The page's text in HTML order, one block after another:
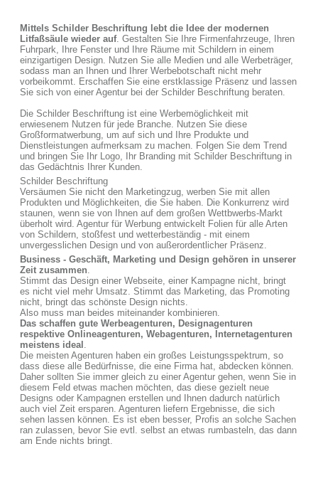
Mittels Schilder Beschriftung lebt die Idee der modernen
Litfaßsäule wieder auf. Gestalten Sie Ihre Firmenfahrzeuge, Ihren
Fuhrpark, Ihre Fenster und Ihre Räume mit Schildern in einem
einzigartigen Design. Nutzen Sie alle Medien und alle Werbeträger,
sodass man an Ihnen und Ihrer Werbebotschaft nicht mehr
vorbeikommt. Erschaffen Sie eine erstklassige Präsenz und lassen
Sie sich von einer Agentur bei der Schilder Beschriftung beraten.
Die Schilder Beschriftung ist eine Werbemöglichkeit mit
erwiesenem Nutzen für jede Branche. Nutzen Sie diese
Großformatwerbung, um auf sich und Ihre Produkte und
Dienstleistungen aufmerksam zu machen. Folgen Sie dem Trend
und bringen Sie Ihr Logo, Ihr Branding mit Schilder Beschriftung in
das Gedächtnis Ihrer Kunden.
Schilder Beschriftung
Versäumen Sie nicht den Marketingzug, werben Sie mit allen
Produkten und Möglichkeiten, die Sie haben. Die Konkurrenz wird
staunen, wenn sie von Ihnen auf dem großen Wettbwerbs-Markt
überholt wird. Agentur für Werbung entwickelt Folien für alle Arten
von Schildern, stoßfest und wetterbeständig - mit einem
unvergesslichen Design und von außerordentlicher Präsenz.
Business - Geschäft, Marketing und Design gehören in unserer
Zeit zusammen.
Stimmt das Design einer Webseite, einer Kampagne nicht, bringt
es nicht viel mehr Umsatz. Stimmt das Marketing, das Promoting
nicht, bringt das schönste Design nichts.
Also muss man beides miteinander kombinieren.
Das schaffen gute Werbeagenturen, Designagenturen
respektive Onlineagenturen, Webagenturen, Internetagenturen
meistens ideal .
Die meisten Agenturen haben ein großes Leistungsspektrum, so
dass diese alle Bedürfnisse, die eine Firma hat, abdecken können.
Daher sollten Sie immer gleich zu einer Agentur gehen, wenn Sie in
diesem Feld etwas machen möchten, das diese gezielt neue
Designs oder Kampagnen erstellen und Ihnen dadurch natürlich
auch viel Zeit ersparen. Agenturen liefern Ergebnisse, die sich
sehen lassen können. Es ist eben besser, Profis an solche Sachen
ran zulassen, bevor Sie evtl. selbst an etwas rumbasteln, das dann
am Ende nichts bringt.